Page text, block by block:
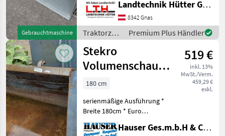
Gebrauchtmaschine
Vermittlungsverkauf
Traktorzubehör Frontlader-
Anbaugeräte
Landtechnik Hütter GmbH & Co KG
8342 Gnas
Traktorzubehör
/ Stekro
Premium Plus Händler
Stekro
Volumenschaufel
180cm
519 €
inkl. 13%
MwSt./Verm.
459,29 €
exkl.
180 cm
serienmäßige Ausführung *
Breite 180cm * Euro
Aufnahme Traktorzubehör
Frontlader-Anbaugeräte
Hauser Ges.m.b.H & Co.KG